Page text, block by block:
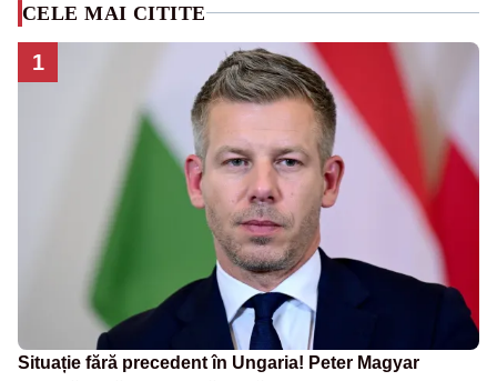
CELE MAI CITITE
1
Situație fără precedent în Ungaria! Peter Magyar